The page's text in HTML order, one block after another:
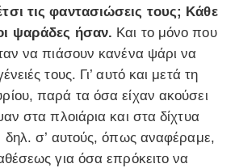
τις φαντασιώσεις τους; Κάθε
ψαράδες ήσαν. Και το μόνο που
να πιάσουν κανένα ψάρι να
τους. Γι’ αυτό και μετά τη
παρά τα όσα είχαν ακούσει
στα πλοιάρια και στα δίχτυα
δηλ. σ’ αυτούς, όπως αναφέραμε,
για όσα επρόκειτο να